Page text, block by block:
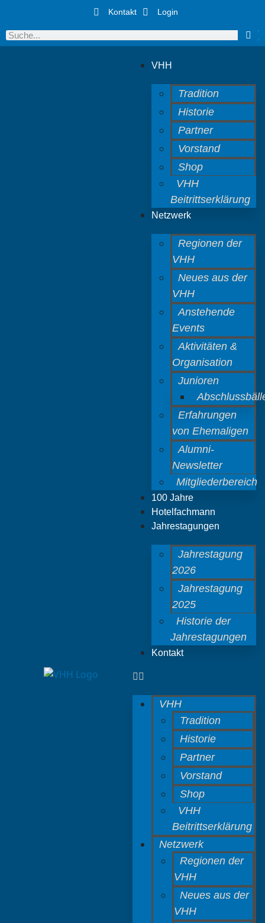
Kontakt Login
VHH
Tradition
Historie
Partner
Vorstand
Shop
VHH
Beitrittserklärung
Netzwerk
Regionen der
VHH
Neues aus der
VHH
Anstehende
Events
Aktivitäten &
Organisation
Junioren
Erfahrungen
von Ehemaligen
Alumni-
Newsletter
Mitgliederbereich
100 Jahre
Hotelfachmann
Jahrestagungen
Jahrestagung
2026
Jahrestagung
2025
Historie der
Jahrestagungen
Kontakt
VHH
Tradition
Historie
Partner
Vorstand
Shop
VHH
Beitrittserklärung
Netzwerk
Regionen der
VHH
Neues aus der
VHH